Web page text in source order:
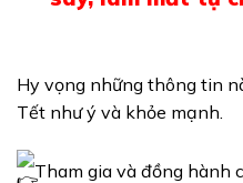
Hy vọng những thông tin
Tết như ý và khỏe mạnh.
Tham gia và đồng hành